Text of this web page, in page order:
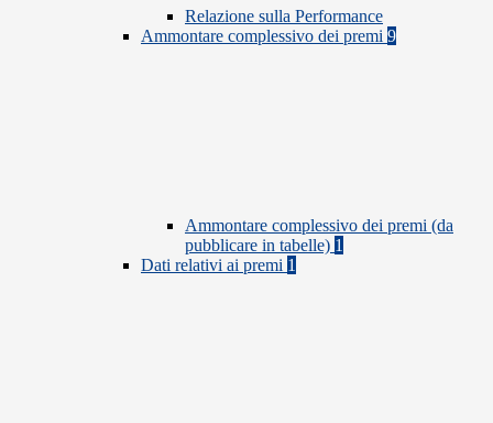
Relazione sulla Performance
Ammontare complessivo dei premi 9
Ammontare complessivo dei premi (da
pubblicare in tabelle) 1
Dati relativi ai premi 1